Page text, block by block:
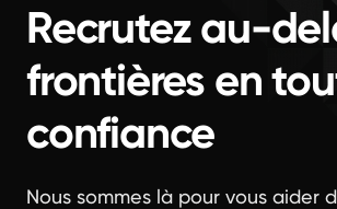
Recrutez au-
frontières en
confiance
Nous sommes là pour vous aider